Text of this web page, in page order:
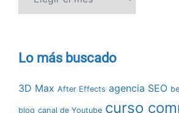
Lo más buscado
3D Max After Effects agencia SEO
blog canal de Youtube curso